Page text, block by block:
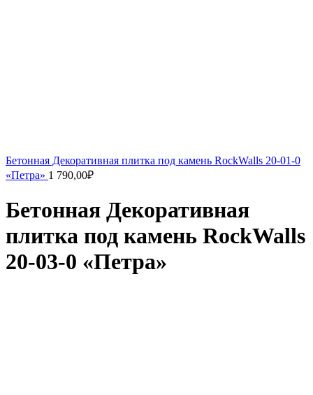
Бетонная Декоративная плитка под камень RockWalls 20-01-0
«Петра» 1 790,00₽
Бетонная Декоративная
плитка под камень RockWalls
20-03-0 «Петра»